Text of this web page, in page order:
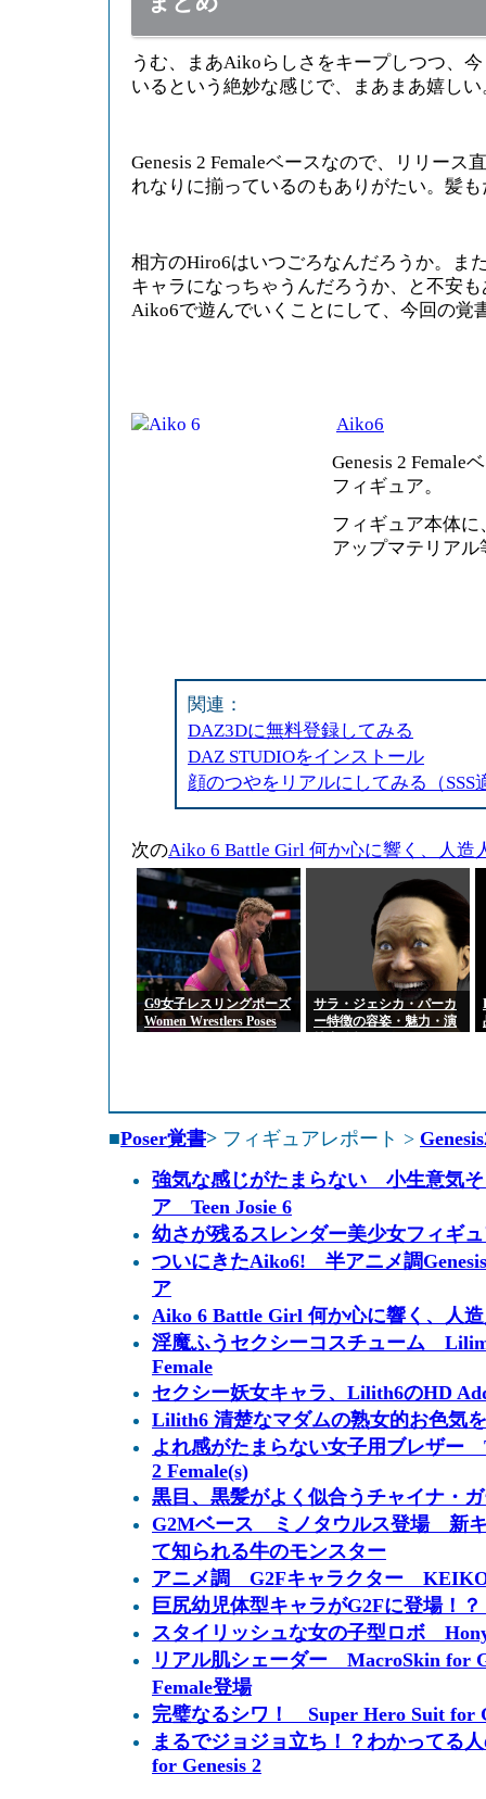
うむ、まあAikoらしさをキープしつつ、
いるという絶妙な感じで、まあまあ嬉しい
Genesis 2 Femaleベースなので、リリース
れなりに揃っているのもありがたい。髪も
相方のHiro6はいつごろなんだろうか。ま
キャラになっちゃうんだろうか、と不安
Aiko6で遊んでいくことにして、今回の覚
Aiko6
Genesis 2 Female
フィギュア。
フィギュア本体
アップマテリア
関連：
DAZ3Dに無料登録してみる
DAZ STUDIOをインストール
顔のつやをリアルにしてみる（SSS
次のAiko 6 Battle Girl 何か心に響く、人造
G9女子レスリングポーズ
Women Wrestlers Poses
サラ・ジェシカ・パーカ
ー特徴の容姿・魅力・演
■Poser覚書> フィギュアレポート >
強気な感じがたまらない 小生意気
ア Teen Josie 6
幼さが残るスレンダー美少女フィギ
ついにきたAiko6! 半アニメ調
ア
Aiko 6 Battle Girl 何か心に響く、人
淫魔ふうセクシーコスチューム
Female
セクシー妖女キャラ、Lilith6のHD
Lilith6 清楚なマダムの熟女的お色気
よれ感がたまらない女子用ブレザー
2 Female(s)
黒目、黒髪がよく似合うチャイナ・
G2Mベース ミノタウルス登場 新キ
て知られる牛のモンスター
アニメ調 G2Fキャラクター
巨尻幼児体型キャラがG2Fに登場！
スタイリッシュな女の子型ロボ
リアル肌シェーダー MacroSkin for
Female登場
完璧なるシワ！ Super Hero Suit for
まるでジョジョ立ち！？わかってる
for Genesis 2